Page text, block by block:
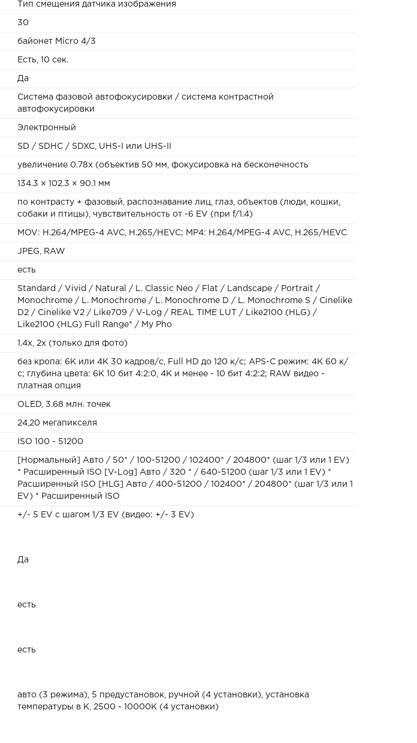
Тип смещения датчика изображения
30
байонет Micro 4/3
Есть, 10 сек.
Да
Система фазовой автофокусировки / система контрастной
автофокусировки
Электронный
SD / SDHC / SDXC, UHS-I или UHS-II
увеличение 0.78х (объектив 50 мм, фокусировка на бесконечность
134.3 × 102.3 × 90.1 мм
по контрасту + фазовый, распознавание лиц, глаз, объектов (люди, кошки,
собаки и птицы), чувствительность от -6 EV (при f/1.4)
MOV: H.264/MPEG-4 AVC, H.265/HEVC; MP4: H.264/MPEG-4 AVC, H.265/HEVC
JPEG, RAW
есть
Standard / Vivid / Natural / L. Classic Neo / Flat / Landscape / Portrait /
Monochrome / L. Monochrome / L. Monochrome D / L. Monochrome S / Cinelike
D2 / Cinelike V2 / Like709 / V-Log / REAL TIME LUT / Like2100 (HLG) /
Like2100 (HLG) Full Range* / My Pho
1.4х, 2х (только для фото)
без кропа: 6К или 4К 30 кадров/с, Full HD до 120 к/с; APS-C режим: 4K 60 к/
с; глубина цвета: 6К 10 бит 4:2:0, 4К и менее - 10 бит 4:2:2; RAW видео -
платная опция
OLED, 3.68 млн. точек
24,20 мегапикселя
ISO 100 - 51200
[Нормальный] Авто / 50* / 100-51200 / 102400* / 204800* (шаг 1/3 или 1 EV)
* Расширенный ISO [V-Log] Авто / 320 * / 640-51200 (шаг 1/3 или 1 EV) *
Расширенный ISO [HLG] Авто / 400-51200 / 102400* / 204800* (шаг 1/3 или 1
EV) * Расширенный ISO
+/- 5 EV с шагом 1/3 EV (видео: +/- 3 EV)
Да
есть
есть
авто (3 режима), 5 предустановок, ручной (4 установки), установка
температуры в К, 2500 - 10000K (4 установки)